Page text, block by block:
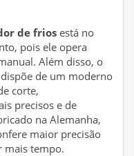
de frios está no
pois ele opera
Além disso, o
dispõe de um moderno
corte,
precisos e de
na Alemanha,
maior precisão
mais tempo.